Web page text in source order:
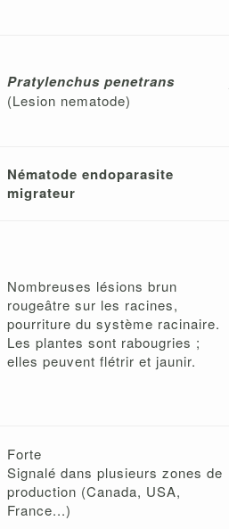
Pratylenchus penetrans
(Lesion nematode)
Nématode endoparasite
migrateur
Nombreuses lésions brun
rougeâtre sur les racines,
pourriture du système racinaire.
Les plantes sont rabougries ;
elles peuvent flétrir et jaunir.
Forte
Signalé dans plusieurs zones de
production (Canada, USA,
France...)